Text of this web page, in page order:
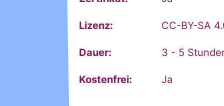
Lizenz: CC-BY-SA
Dauer: 3 - 5
Kostenfrei: Ja
alle
und
Ja,